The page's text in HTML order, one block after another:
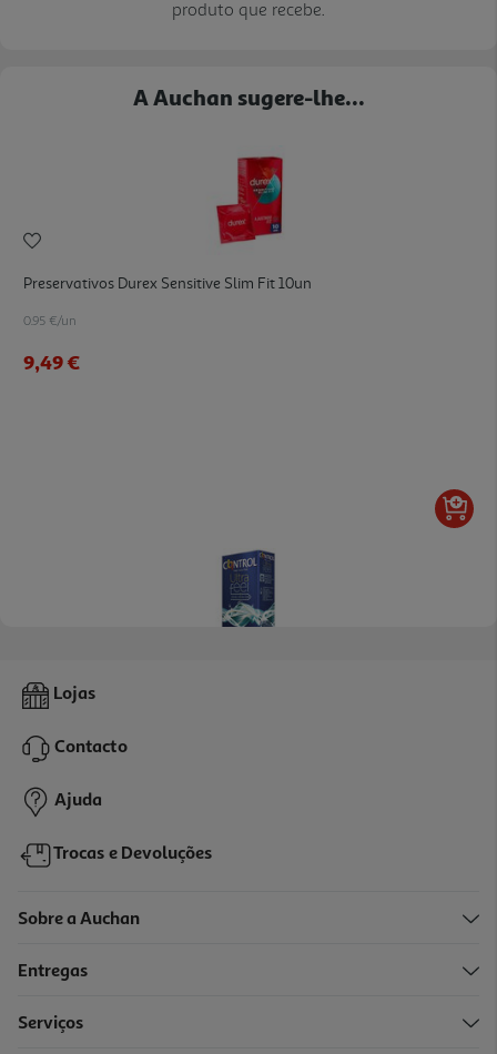
produto que recebe.
A Auchan sugere-lhe...
Preservativos Durex Sensitive Slim Fit 10un
0.95 €/un
9,49 €
Preservativos Finissimo Ultrafeel Control 10 Unid
9,09 €
Lojas
Contacto
Ajuda
Trocas e Devoluções
Sobre a Auchan
Entregas
Serviços